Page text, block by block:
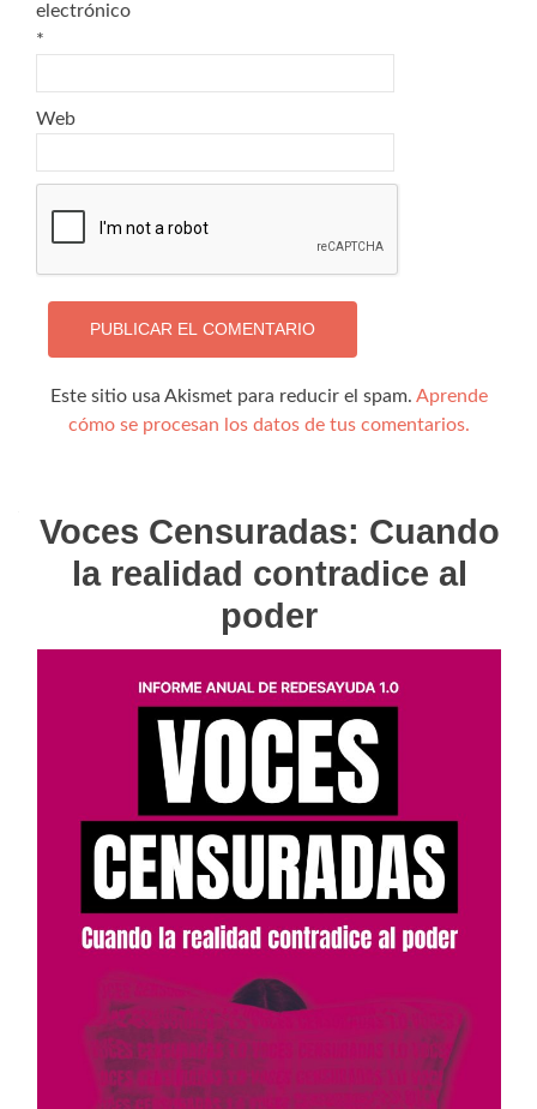
electrónico
*
Web
Este sitio usa Akismet para reducir el spam. Aprende
cómo se procesan los datos de tus comentarios.
Voces Censuradas: Cuando
la realidad contradice al
poder